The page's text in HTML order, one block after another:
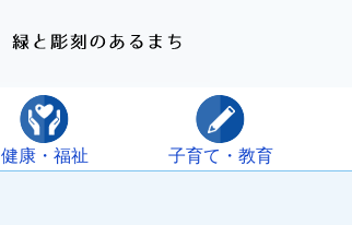
健康・福祉 子育て・教育